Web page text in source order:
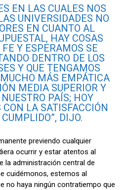
EN LAS CUALES NOS
UNIVERSIDADES NO
EN CUANTO AL
HAY COSAS
Y ESPERAMOS SE
DENTRO DE LOS
Y QUE TENGAMOS
MÁS EMPÁTICA
MEDIA SUPERIOR Y
PAÍS; HOY
CON LA SATISFACCIÓN
DIJO.
previendo cualquier
ocurrir y estar atentos al
la administración central de
cuidémonos, estemos al
no haya ningún contratiempo que